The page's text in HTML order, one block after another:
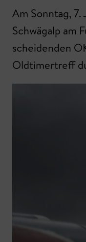
Am Sonntag,
Schwägalp am
scheidenden
Oldtimertreff